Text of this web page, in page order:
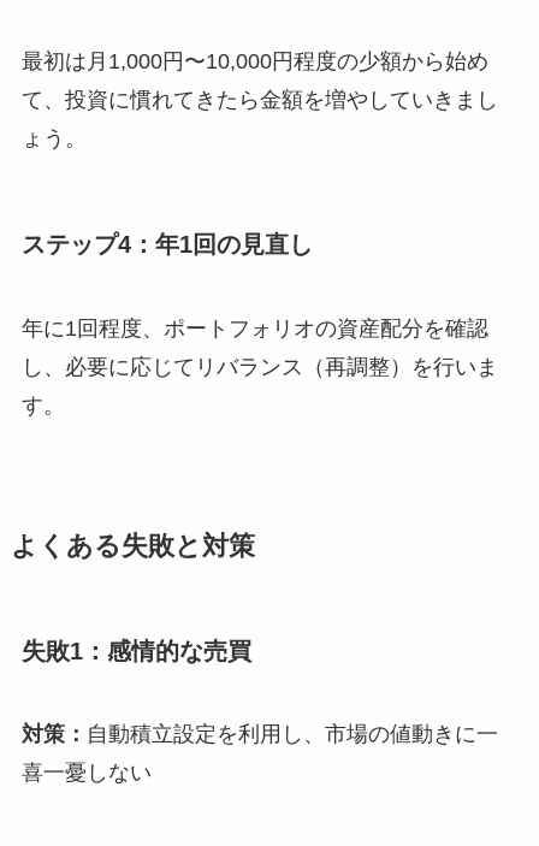
最初は月1,000円〜10,000円程度の少額から始め
て、投資に慣れてきたら金額を増やしていきまし
ょう。
ステップ4：年1回の見直し
年に1回程度、ポートフォリオの資産配分を確認
し、必要に応じてリバランス（再調整）を行いま
す。
よくある失敗と対策
失敗1：感情的な売買
対策： 自動積立設定を利用し、市場の値動きに一
喜一憂しない